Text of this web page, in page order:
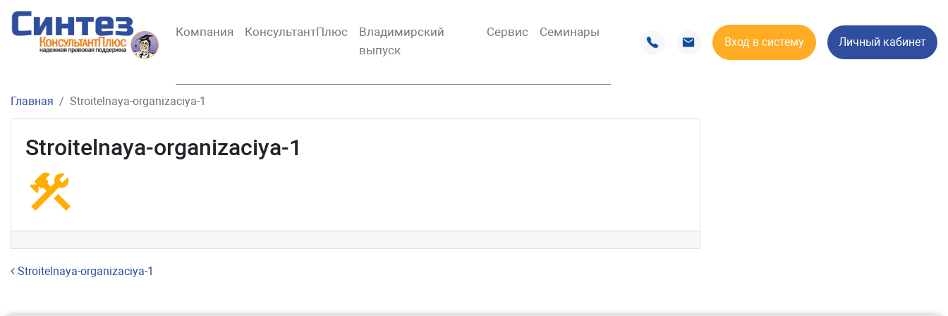
Компания КонсультантПлюс
Владимирский
выпуск
Сервис Семинары
Вход в систему Личный кабинет
Главная Stroitelnaya-organizaciya-1
Stroitelnaya-organizaciya-1
Навигация по записям
Stroitelnaya-organizaciya-1